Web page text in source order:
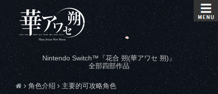
Nintendo Switch™『花合 朔(華アワセ 朔)』
全部四部作品
角色介绍 主要的可攻略角色